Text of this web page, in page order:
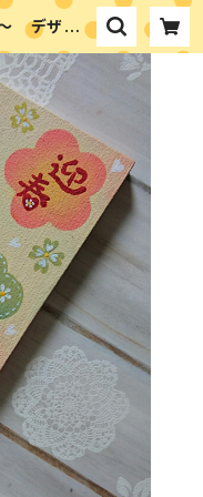
デザイン
ット 富永ゆ
ップ